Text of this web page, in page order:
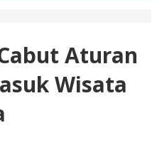
Aturan
Wisata